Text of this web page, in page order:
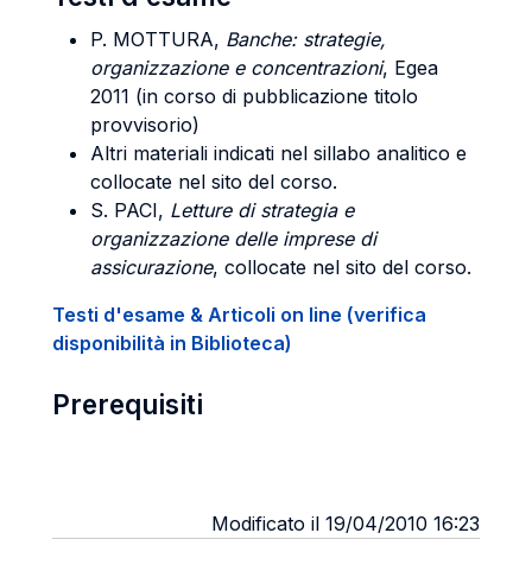
P. MOTTURA, Banche: strategie,
organizzazione e concentrazioni, Egea
2011 (in corso di pubblicazione titolo
provvisorio)
Altri materiali indicati nel sillabo analitico e
collocate nel sito del corso.
S. PACI, Letture di strategia e
organizzazione delle imprese di
assicurazione, collocate nel sito del corso.
Testi d'esame & Articoli on line (verifica
disponibilità in Biblioteca)
Prerequisiti
Modificato il 19/04/2010 16:23